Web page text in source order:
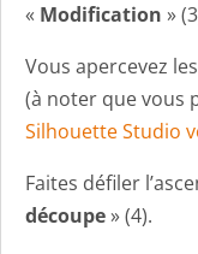
« Modification »
Vous apercevez
(à noter que vous
Silhouette Studio
Faites défiler
découpe» (4).